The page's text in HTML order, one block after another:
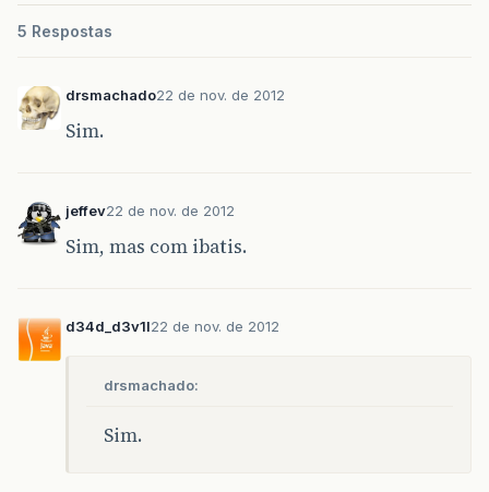
5 Respostas
drsmachado22 de nov. de 2012
Sim.
jeffev22 de nov. de 2012
Sim, mas com ibatis.
d34d_d3v1l22 de nov. de 2012
drsmachado:
Sim.